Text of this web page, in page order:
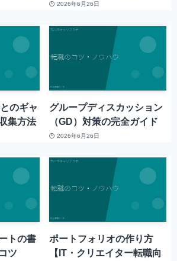
2026年6月26日
のギャ
集方法
グループディスカッション
（GD）対策の完全ガイド
2026年6月26日
トの書
ツ
ポートフォリオの作り方
【IT・クリエイター転職向